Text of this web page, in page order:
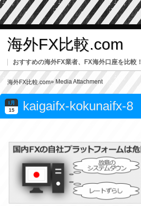
海外FX比較.com
おすすめの海外FX業者、FX海外口座を比較！
海外FX比較.com» Media Attachment
1月
15 kaigaifx-kokunaifx-8